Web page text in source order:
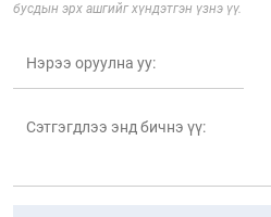
бусдын эрх ашгийг хүндэтгэн үзнэ үү.